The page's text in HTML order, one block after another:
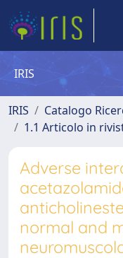
IRIS
IRIS Catalogo
1.1 Articolo in
Adverse
normal and